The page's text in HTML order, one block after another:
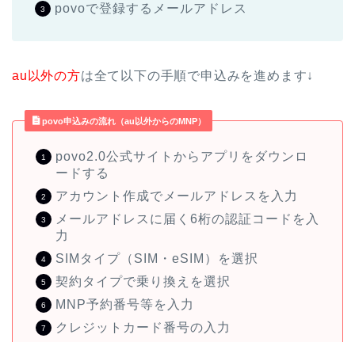
povoで登録するメールアドレス
au以外の方は全て以下の手順で申込みを進めます↓
povo申込みの流れ（au以外からのMNP）
povo2.0公式サイトからアプリをダウンロ
ードする
アカウント作成でメールアドレスを入力
メールアドレスに届く6桁の認証コードを入
力
SIMタイプ（SIM・eSIM）を選択
契約タイプで乗り換えを選択
MNP予約番号等を入力
クレジットカード番号の入力